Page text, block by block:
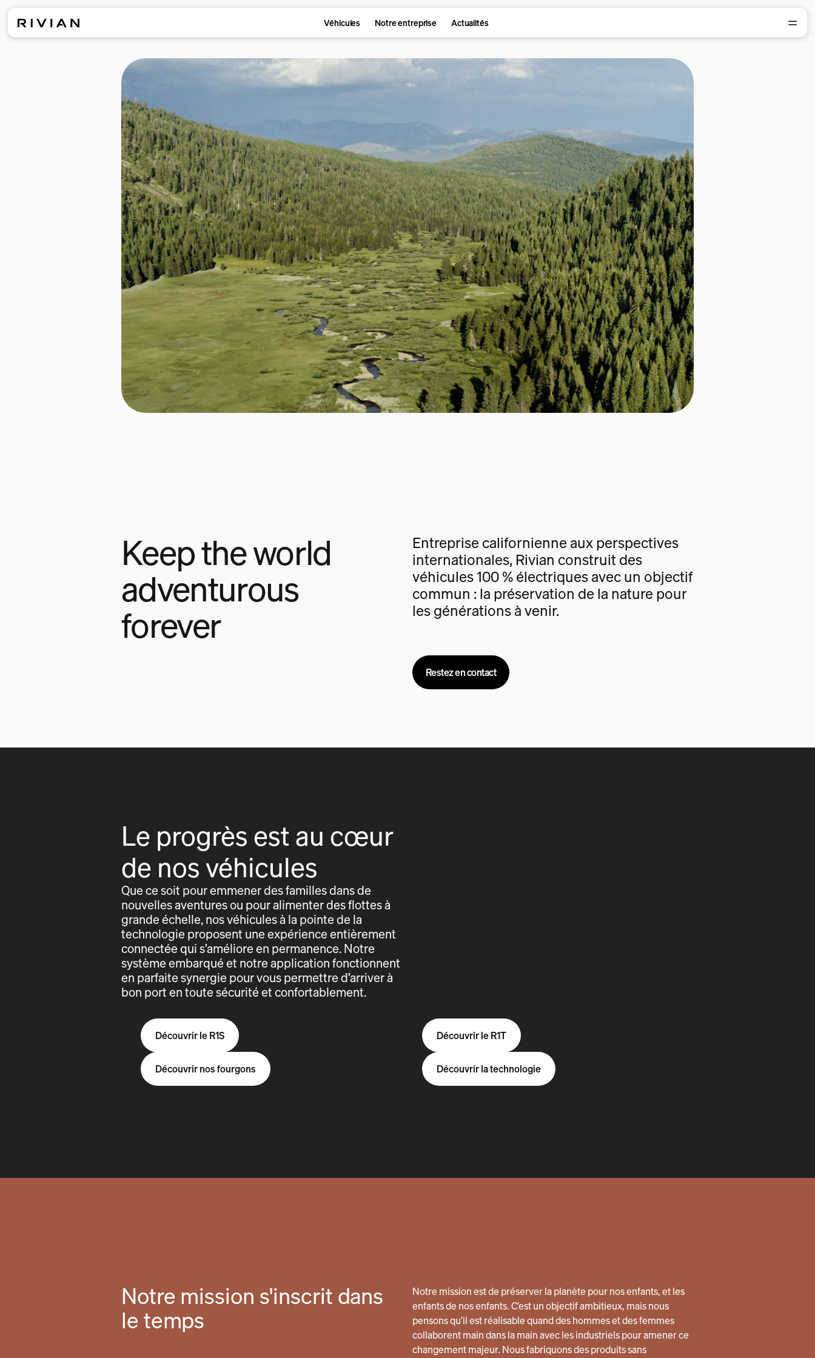
Véhicules Notre entreprise Actualités
Keep the world
adventurous
forever
Entreprise californienne aux perspectives
internationales, Rivian construit des
véhicules 100 % électriques avec un objectif
commun : la préservation de la nature pour
les générations à venir.
Restez en contact
Le progrès est au cœur
de nos véhicules
Que ce soit pour emmener des familles dans de
nouvelles aventures ou pour alimenter des flottes à
grande échelle, nos véhicules à la pointe de la
technologie proposent une expérience entièrement
connectée qui s’améliore en permanence. Notre
système embarqué et notre application fonctionnent
en parfaite synergie pour vous permettre d’arriver à
bon port en toute sécurité et confortablement.
Découvrir le R1S Découvrir le R1T
Découvrir nos fourgons Découvrir la technologie
Notre mission s'inscrit dans
le temps
Notre mission est de préserver la planète pour nos enfants, et les
enfants de nos enfants. C’est un objectif ambitieux, mais nous
pensons qu’il est réalisable quand des hommes et des femmes
collaborent main dans la main avec les industriels pour amener ce
changement majeur. Nous fabriquons des produits sans